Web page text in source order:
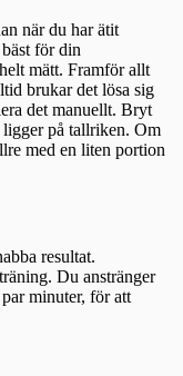
när du har ätit
för din
mätt. Framför allt
brukar det lösa sig
det manuellt. Bryt
ligger på tallriken. Om
med en liten portion
resultat.
Du anstränger
minuter, för att